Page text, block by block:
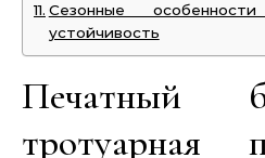
Сезонные
устойчивость
Печатный
тротуарная